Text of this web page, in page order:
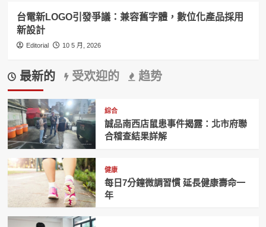
台電新LOGO引發爭議：兼容舊字體，數位化產品採用
新設計
Editorial 10 5 月, 2026
最新的 受欢迎的 趋势
綜合
誠品南西店鼠患事件揭露：北市府聯
合稽查結果詳解
健康
每日7分鐘微調習慣 延長健康壽命一
年